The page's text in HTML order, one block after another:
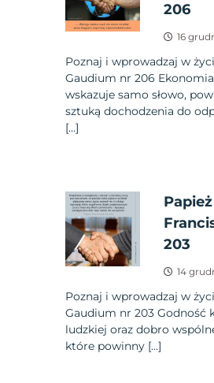
206
16
Poznaj i wprowadzaj w
Gaudium nr 206
wskazuje samo słowo,
sztuką dochodzenia do
[…]
Papież
203
14
Poznaj i wprowadzaj w
Gaudium nr 203 Godność
ludzkiej oraz dobro
które powinny […]